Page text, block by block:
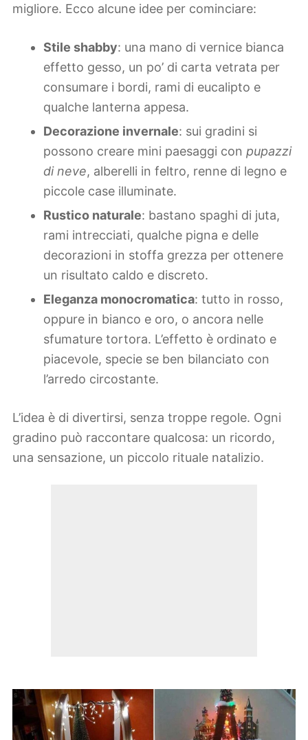
migliore. Ecco alcune idee per cominciare:
Stile shabby: una mano di vernice bianca
effetto gesso, un po’ di carta vetrata per
consumare i bordi, rami di eucalipto e
qualche lanterna appesa.
Decorazione invernale: sui gradini si
possono creare mini paesaggi con pupazzi
di neve, alberelli in feltro, renne di legno e
piccole case illuminate.
Rustico naturale: bastano spaghi di juta,
rami intrecciati, qualche pigna e delle
decorazioni in stoffa grezza per ottenere
un risultato caldo e discreto.
Eleganza monocromatica: tutto in rosso,
oppure in bianco e oro, o ancora nelle
sfumature tortora. L’effetto è ordinato e
piacevole, specie se ben bilanciato con
l’arredo circostante.
L’idea è di divertirsi, senza troppe regole. Ogni
gradino può raccontare qualcosa: un ricordo,
una sensazione, un piccolo rituale natalizio.